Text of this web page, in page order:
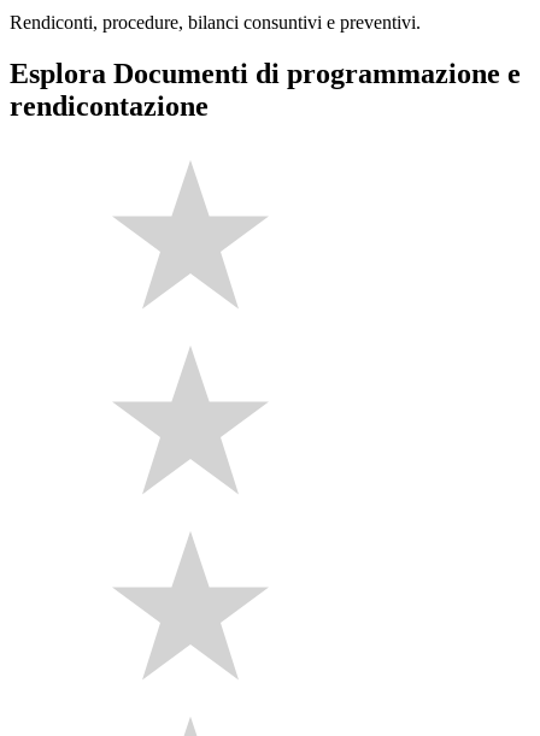
Rendiconti, procedure, bilanci consuntivi e preventivi.
Esplora Documenti di programmazione e
rendicontazione